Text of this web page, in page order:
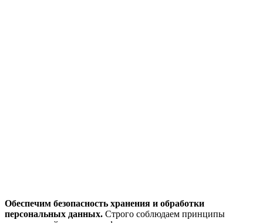
Обеспечим безопасность хранения и обработки
персональных данных. Строго соблюдаем принципы